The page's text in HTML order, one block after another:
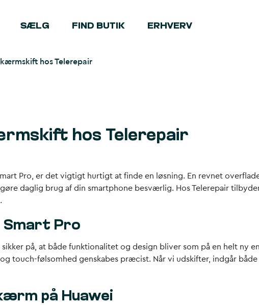
SÆLG FIND BUTIK ERHVERV
hos Telerepair
hos Telerepair
Pro, er det vigtigt hurtigt at finde en løsning. En revnet
daglig brug af din smartphone besværlig. Hos Telerepair
Smart Pro
på, at både funktionalitet og design bliver som på en helt ny
touch-følsomhed genskabes præcist. Når vi udskifter, indgår både
på Huawei